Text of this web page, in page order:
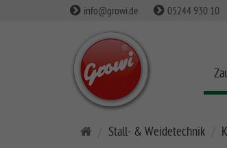
info@growi.de 05244 930 10
Stall- & Weidetechnik